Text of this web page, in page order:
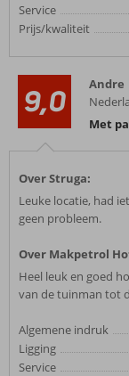
Service
Prijs/kwaliteit
9,0
Andre
Met
Over Struga:
Leuke locatie, had
geen probleem.
Over Makpetrol
Heel leuk en goed
van de tuinman tot
Algemene indruk
Ligging
Service